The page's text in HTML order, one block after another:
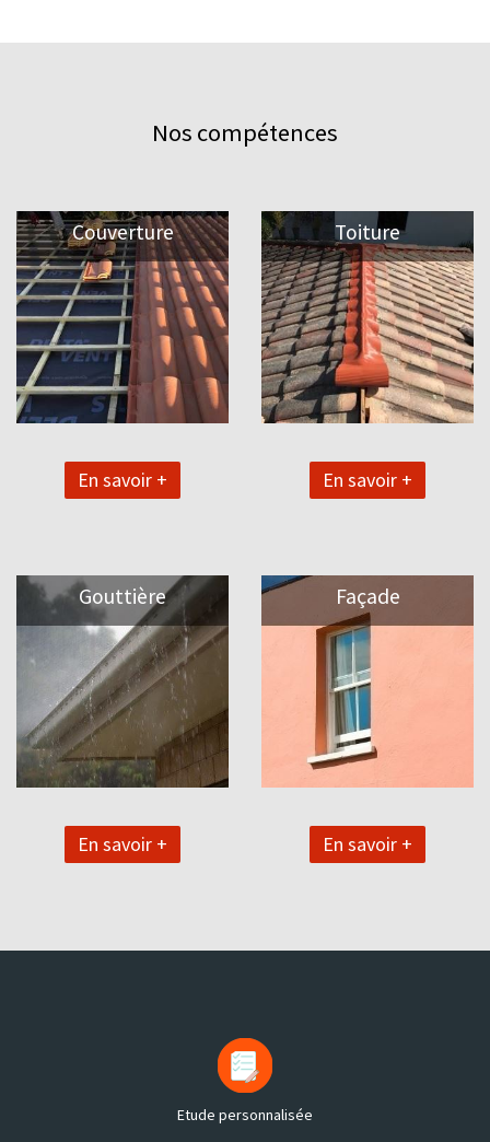
Nos compétences
Couverture
En savoir +
Toiture
En savoir +
Gouttière
En savoir +
Façade
En savoir +
Etude personnalisée